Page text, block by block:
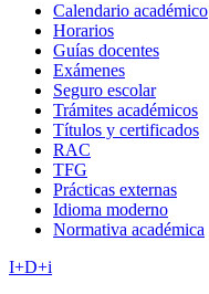
Calendario académico
Horarios
Guías docentes
Exámenes
Seguro escolar
Trámites académicos
Títulos y certificados
RAC
TFG
Prácticas externas
Idioma moderno
Normativa académica
I+D+i